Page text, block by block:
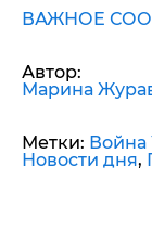
ВАЖНОЕ
Автор:
Марина
Метки: Война
Новости дня,